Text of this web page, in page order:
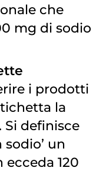
che
mg di sodio
i prodotti
la
definisce
sodio’ un
120